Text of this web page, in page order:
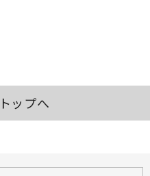
ップへ